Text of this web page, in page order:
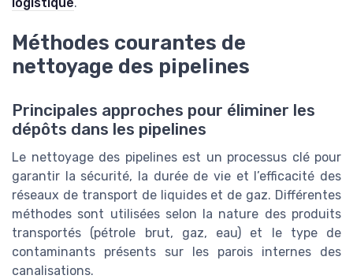
logistique.
Méthodes courantes de
nettoyage des pipelines
Principales approches pour éliminer les
dépôts dans les pipelines
Le nettoyage des pipelines est un processus clé pour
garantir la sécurité, la durée de vie et l’efficacité des
réseaux de transport de liquides et de gaz. Différentes
méthodes sont utilisées selon la nature des produits
transportés (pétrole brut, gaz, eau) et le type de
contaminants présents sur les parois internes des
canalisations.